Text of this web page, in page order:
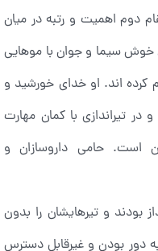
دوم اهمیت و رتبه در میان
خوش سیما و جوان با موهایی
کرده اند. او خدای خورشید و
تیراندازی با کمان مهارت
است. حامی داروسازان و
بودند و تیرهایشان را بدون
دور بودن و غیرقابل دسترس